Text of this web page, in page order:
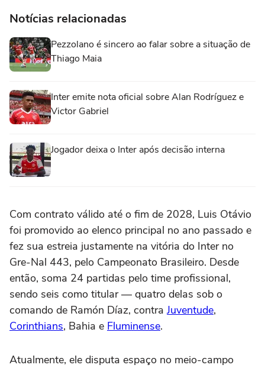
Notícias relacionadas
Pezzolano é sincero ao falar sobre a situação de
Thiago Maia
Inter emite nota oficial sobre Alan Rodríguez e
Victor Gabriel
Jogador deixa o Inter após decisão interna
Com contrato válido até o fim de 2028, Luis Otávio
foi promovido ao elenco principal no ano passado e
fez sua estreia justamente na vitória do Inter no
Gre-Nal 443, pelo Campeonato Brasileiro. Desde
então, soma 24 partidas pelo time profissional,
sendo seis como titular — quatro delas sob o
comando de Ramón Díaz, contra Juventude,
Corinthians, Bahia e Fluminense.
Atualmente, ele disputa espaço no meio-campo